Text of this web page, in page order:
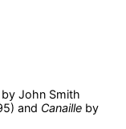
by John Smith
and Canaille by